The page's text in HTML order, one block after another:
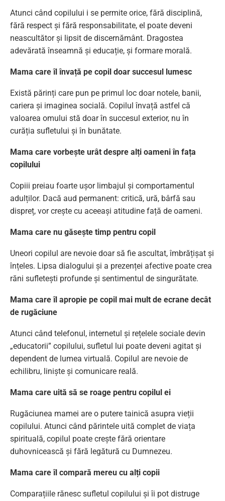
Atunci când copilului i se permite orice, fără disciplină,
fără respect și fără responsabilitate, el poate deveni
neascultător și lipsit de discernământ. Dragostea
adevărată înseamnă și educație, și formare morală.
Mama care îl învață pe copil doar succesul lumesc
Există părinți care pun pe primul loc doar notele, banii,
cariera și imaginea socială. Copilul învață astfel că
valoarea omului stă doar în succesul exterior, nu în
curăția sufletului și în bunătate.
Mama care vorbește urât despre alți oameni în fața
copilului
Copiii preiau foarte ușor limbajul și comportamentul
adulților. Dacă aud permanent: critică, ură, bârfă sau
dispreț, vor crește cu aceeași atitudine față de oameni.
Mama care nu găsește timp pentru copil
Uneori copilul are nevoie doar să fie ascultat, îmbrățișat și
înțeles. Lipsa dialogului și a prezenței afective poate crea
răni sufletești profunde și sentimentul de singurătate.
Mama care îl apropie pe copil mai mult de ecrane decât
de rugăciune
Atunci când telefonul, internetul și rețelele sociale devin
„educatorii” copilului, sufletul lui poate deveni agitat și
dependent de lumea virtuală. Copilul are nevoie de
echilibru, liniște și comunicare reală.
Mama care uită să se roage pentru copilul ei
Rugăciunea mamei are o putere tainică asupra vieții
copilului. Atunci când părintele uită complet de viața
spirituală, copilul poate crește fără orientare
duhovnicească și fără legătură cu Dumnezeu.
Mama care îl compară mereu cu alți copii
Comparațiile rănesc sufletul copilului și îi pot distruge